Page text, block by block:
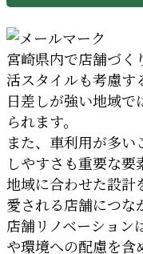
宮崎県内で店舗づく
活スタイルも考慮す
日差しが強い地域で
られます。
また、車利用が多い
しやすさも重要な要
地域に合わせた設計
愛される店舗につな
店舗リノベーション
や環境への配慮を含